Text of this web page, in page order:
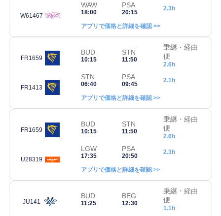
W61467
WAW
18:00
PSA
20:15
2.3h
アプリで価格と詳細を確認 >>
FR1659
BUD
10:15
STN
11:50
乗継・経由
便
2.6h
FR1413
STN
06:40
PSA
09:45
2.1h
アプリで価格と詳細を確認 >>
FR1659
BUD
10:15
STN
11:50
乗継・経由
便
2.6h
U28319
LGW
17:35
PSA
20:50
2.3h
アプリで価格と詳細を確認 >>
JU141
BUD
11:25
BEG
12:30
乗継・経由
便
1.1h